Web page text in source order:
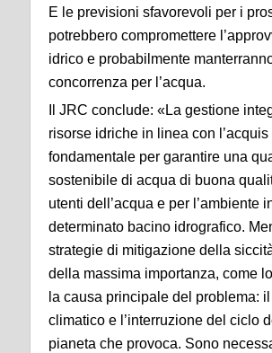
E le previsioni sfavorevoli per i
potrebbero compromettere
idrico e probabilmente
concorrenza per l’acqua.
Il JRC conclude: «La gestione
risorse idriche in linea con
fondamentale per garantire una
sostenibile di acqua di buona
utenti dell’acqua e per l’ambiente
determinato bacino idrografico.
strategie di mitigazione della
della massima importanza, come
la causa principale del problema:
climatico e l’interruzione del ciclo
pianeta che provoca. Sono